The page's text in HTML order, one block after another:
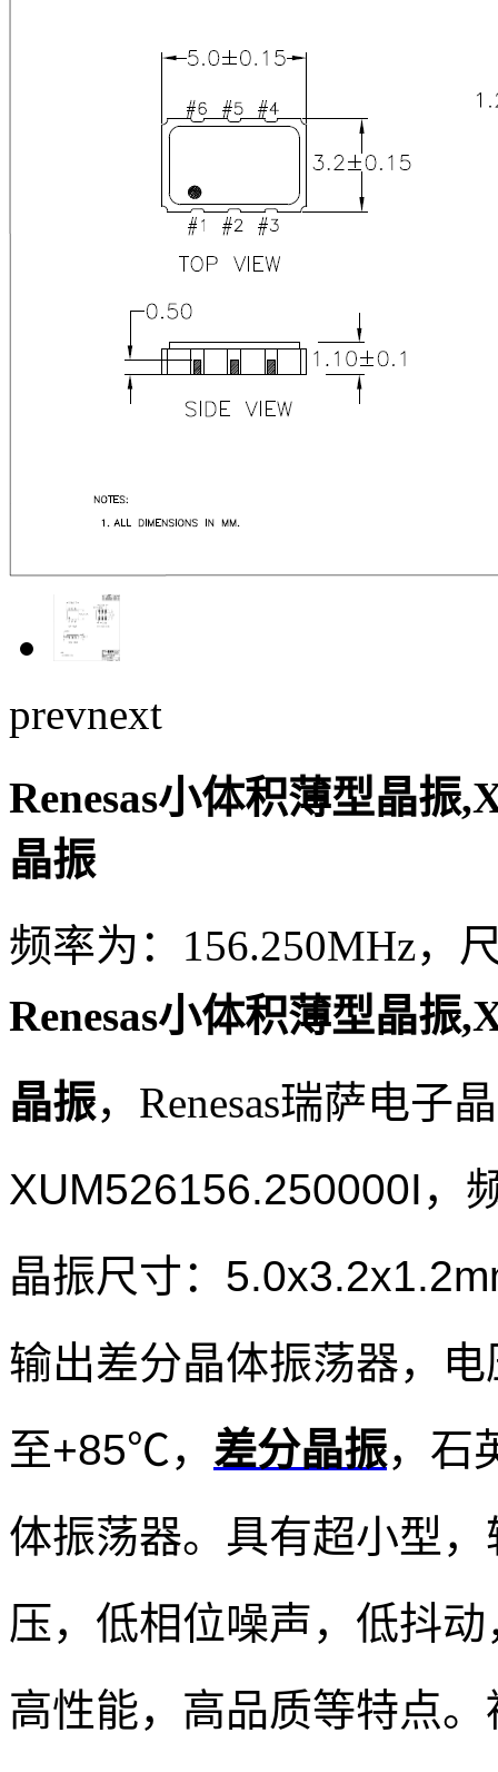
prevnext
Renesas小体积薄型晶振
晶振
频率为：156.250MHz，
Renesas小体积薄型晶振
晶振， Renesas瑞萨电子
XUM526156.250000I ，
晶振尺寸：
输出差分晶体振荡器，
至+85℃， 差分晶振， 石
体振荡器。具有超小型
压，低相位噪声，低抖
高性能，高品质等特点